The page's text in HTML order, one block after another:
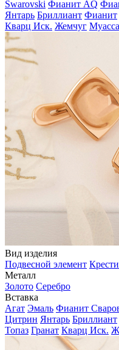
Swarovski Фианит AQ
Янтарь Бриллиант Фианит
Кварц Иск. Жемчуг
Вид изделия
Подвесной элемент
Металл
Золото Серебро
Вставка
Агат Эмаль Фианит
Цитрин Янтарь Бриллиант
Топаз Гранат Кварц Иск.